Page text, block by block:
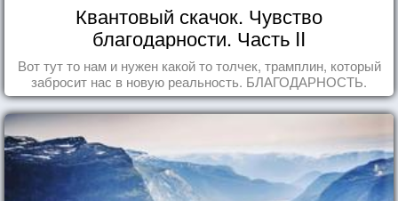
Квантовый скачок. Чувство
благодарности. Часть II
Вот тут то нам и нужен какой то толчек, трамплин, который
забросит нас в новую реальность. БЛАГОДАРНОСТЬ.